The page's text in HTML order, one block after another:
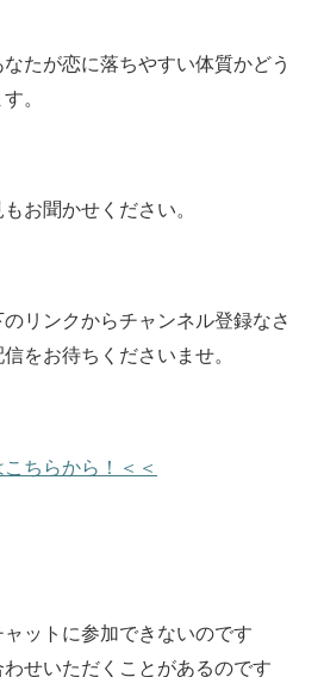
たが恋に落ちやすい体質かどう
。
お聞かせください。
リンクからチャンネル登録なさ
をお待ちくださいませ。
ちらから！＜＜
ットに参加できないのです
せいただくことがあるのです